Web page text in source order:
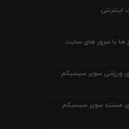
اینترنتی
ها با سرور های سایت
ورزشی سوپر سیسیکم
مستند سوپر سیسیکم